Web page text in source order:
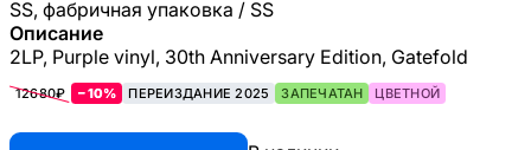
SS, фабричная упаковка / SS
Описание
2LP, Purple vinyl, 30th Anniversary Edition, Gatefold
12680₽ −10% ПЕРЕИЗДАНИЕ 2025 ЗАПЕЧАТАН ЦВЕТНОЙ